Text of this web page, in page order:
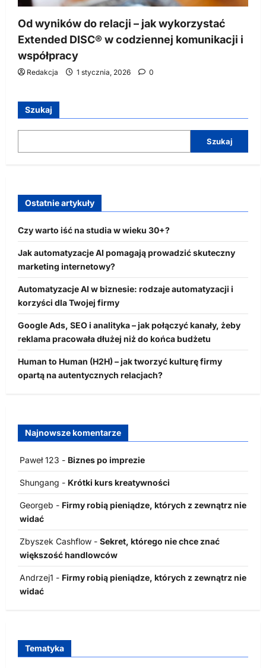
Od wyników do relacji – jak wykorzystać
Extended DISC® w codziennej komunikacji i
współpracy
Redakcja 1 stycznia, 2026 0
Szukaj
Szukaj
Ostatnie artykuły
Czy warto iść na studia w wieku 30+?
Jak automatyzacje AI pomagają prowadzić skuteczny
marketing internetowy?
Automatyzacje AI w biznesie: rodzaje automatyzacji i
korzyści dla Twojej firmy
Google Ads, SEO i analityka – jak połączyć kanały, żeby
reklama pracowała dłużej niż do końca budżetu
Human to Human (H2H) – jak tworzyć kulturę firmy
opartą na autentycznych relacjach?
Najnowsze komentarze
Paweł 123 - Biznes po imprezie
Shungang - Krótki kurs kreatywności
Georgeb - Firmy robią pieniądze, których z zewnątrz nie
widać
Zbyszek Cashflow - Sekret, którego nie chce znać
większość handlowców
Andrzej1 - Firmy robią pieniądze, których z zewnątrz nie
widać
Tematyka